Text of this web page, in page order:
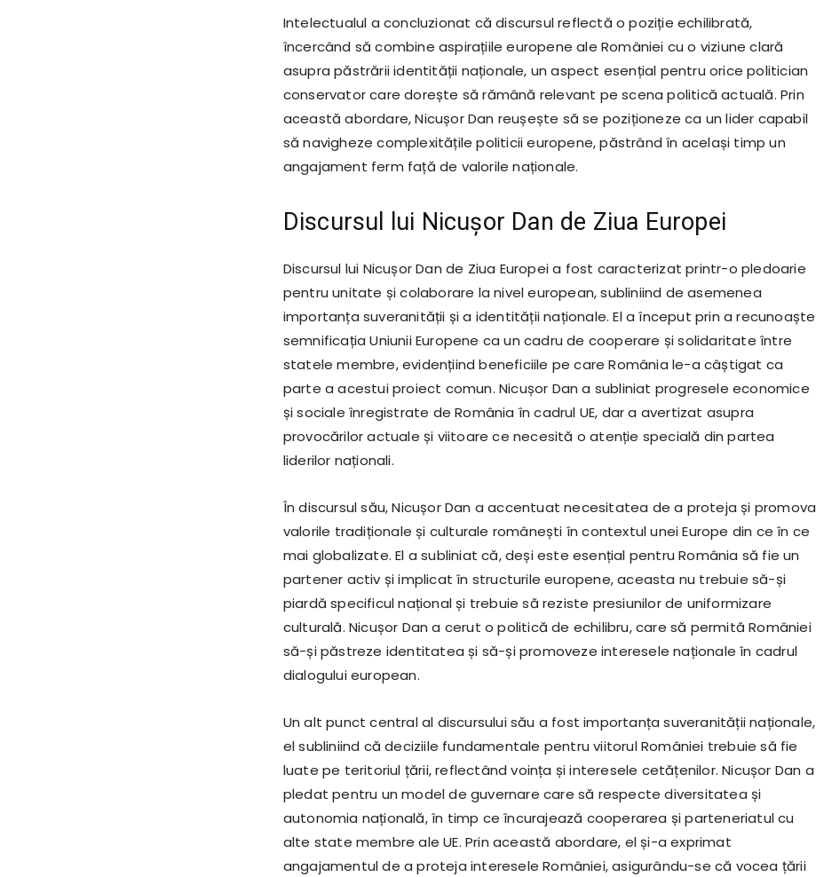
Intelectualul a concluzionat că discursul reflectă o poziție echilibrată,
încercând să combine aspirațiile europene ale României cu o viziune clară
asupra păstrării identității naționale, un aspect esențial pentru orice politician
conservator care dorește să rămână relevant pe scena politică actuală. Prin
această abordare, Nicușor Dan reușește să se poziționeze ca un lider capabil
să navigheze complexitățile politicii europene, păstrând în același timp un
angajament ferm față de valorile naționale.
Discursul lui Nicușor Dan de Ziua Europei
Discursul lui Nicușor Dan de Ziua Europei a fost caracterizat printr-o pledoarie
pentru unitate și colaborare la nivel european, subliniind de asemenea
importanța suveranității și a identității naționale. El a început prin a recunoaște
semnificația Uniunii Europene ca un cadru de cooperare și solidaritate între
statele membre, evidențiind beneficiile pe care România le-a câștigat ca
parte a acestui proiect comun. Nicușor Dan a subliniat progresele economice
și sociale înregistrate de România în cadrul UE, dar a avertizat asupra
provocărilor actuale și viitoare ce necesită o atenție specială din partea
liderilor naționali.
În discursul său, Nicușor Dan a accentuat necesitatea de a proteja și promova
valorile tradiționale și culturale românești în contextul unei Europe din ce în ce
mai globalizate. El a subliniat că, deși este esențial pentru România să fie un
partener activ și implicat în structurile europene, aceasta nu trebuie să-și
piardă specificul național și trebuie să reziste presiunilor de uniformizare
culturală. Nicușor Dan a cerut o politică de echilibru, care să permită României
să-și păstreze identitatea și să-și promoveze interesele naționale în cadrul
dialogului european.
Un alt punct central al discursului său a fost importanța suveranității naționale,
el subliniind că deciziile fundamentale pentru viitorul României trebuie să fie
luate pe teritoriul țării, reflectând voința și interesele cetățenilor. Nicușor Dan a
pledat pentru un model de guvernare care să respecte diversitatea și
autonomia națională, în timp ce încurajează cooperarea și parteneriatul cu
alte state membre ale UE. Prin această abordare, el și-a exprimat
angajamentul de a proteja interesele României, asigurându-se că vocea țării